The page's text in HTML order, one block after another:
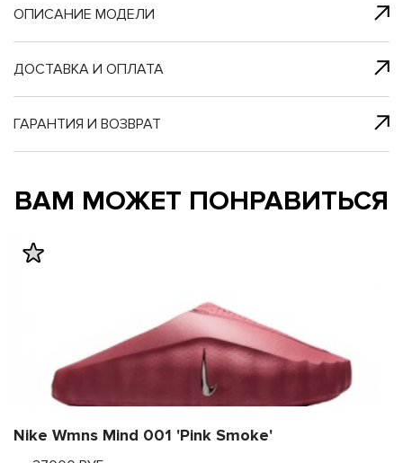
клик
и в
наш
ОПИСАНИЕ МОДЕЛИ
ДОСТАВКА И ОПЛАТА
ГАРАНТИЯ И ВОЗВРАТ
ВАМ МОЖЕТ ПОНРАВИТЬСЯ
Nike Wmns Mind 001 'Pink Smoke'
с нами
и в
наш